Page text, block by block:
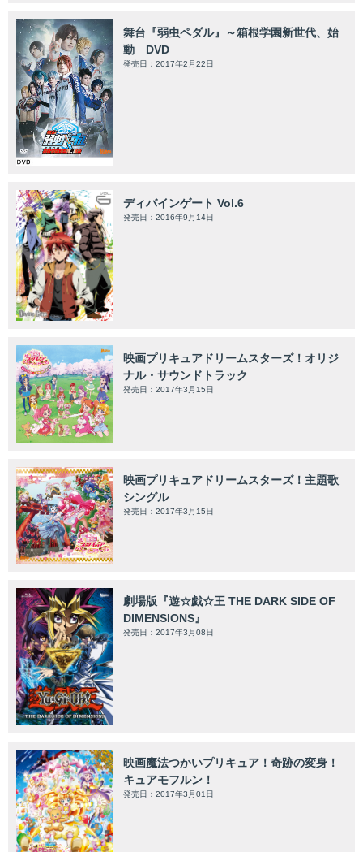
舞台『弱虫ペダル』～箱根学園新世代、始
動 DVD
発売日：2017年2月22日
ディバインゲート Vol.6
発売日：2016年9月14日
映画プリキュアドリームスターズ！オリジ
ナル・サウンドトラック
発売日：2017年3月15日
映画プリキュアドリームスターズ！主題歌
シングル
発売日：2017年3月15日
劇場版『遊☆戯☆王 THE DARK SIDE OF
DIMENSIONS』
発売日：2017年3月08日
映画魔法つかいプリキュア！奇跡の変身！
キュアモフルン！
発売日：2017年3月01日